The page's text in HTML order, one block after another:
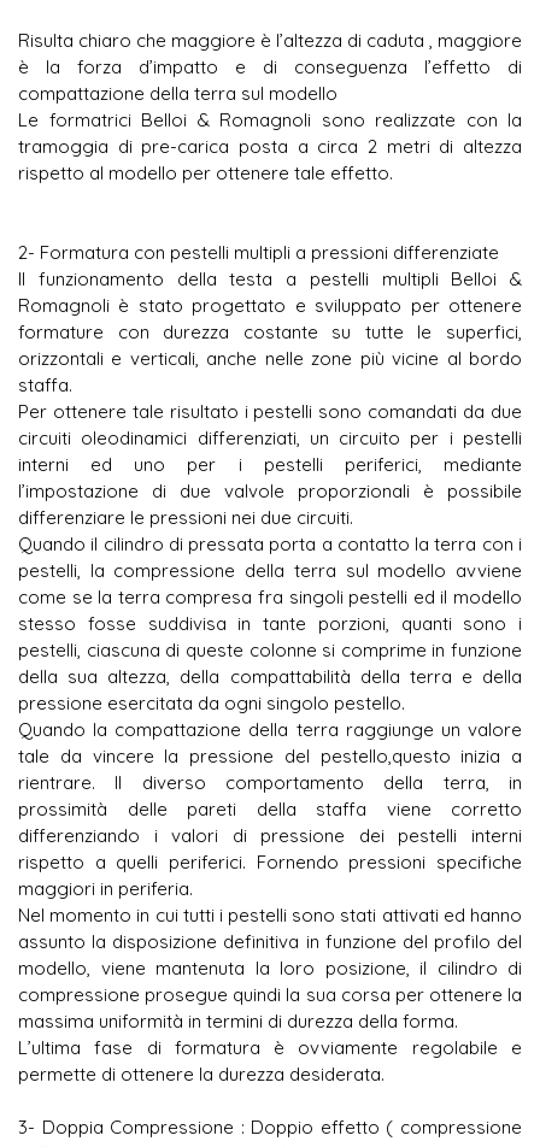
Risulta chiaro che maggiore è l’altezza di caduta , maggiore
è la forza d’impatto e di conseguenza l’effetto di
compattazione della terra sul modello
Le formatrici Belloi & Romagnoli sono realizzate con la
tramoggia di pre-carica posta a circa 2 metri di altezza
rispetto al modello per ottenere tale effetto.
undersøker slike begreper for å forstå hvordan økonomiske
sikkerhetslag som beskytter brukerne — mer som et
2- Formatura con pestelli multipli a pressioni differenziate
Il funzionamento della testa a pestelli multipli Belloi &
Romagnoli è stato progettato e sviluppato per ottenere
formature con durezza costante su tutte le superfici,
orizzontali e verticali, anche nelle zone più vicine al bordo
staffa.
Per ottenere tale risultato i pestelli sono comandati da due
circuiti oleodinamici differenziati, un circuito per i pestelli
interni ed uno per i pestelli periferici, mediante
l’impostazione di due valvole proporzionali è possibile
differenziare le pressioni nei due circuiti.
Quando il cilindro di pressata porta a contatto la terra con i
pestelli, la compressione della terra sul modello avviene
come se la terra compresa fra singoli pestelli ed il modello
stesso fosse suddivisa in tante porzioni, quanti sono i
pestelli, ciascuna di queste colonne si comprime in funzione
della sua altezza, della compattabilità della terra e della
pressione esercitata da ogni singolo pestello.
Quando la compattazione della terra raggiunge un valore
tale da vincere la pressione del pestello,questo inizia a
rientrare. Il diverso comportamento della terra, in
prossimità delle pareti della staffa viene corretto
differenziando i valori di pressione dei pestelli interni
rispetto a quelli periferici. Fornendo pressioni specifiche
maggiori in periferia.
Nel momento in cui tutti i pestelli sono stati attivati ed hanno
assunto la disposizione definitiva in funzione del profilo del
modello, viene mantenuta la loro posizione, il cilindro di
compressione prosegue quindi la sua corsa per ottenere la
massima uniformità in termini di durezza della forma.
L’ultima fase di formatura è ovviamente regolabile e
permette di ottenere la durezza desiderata.
3- Doppia Compressione : Doppio effetto ( compressione